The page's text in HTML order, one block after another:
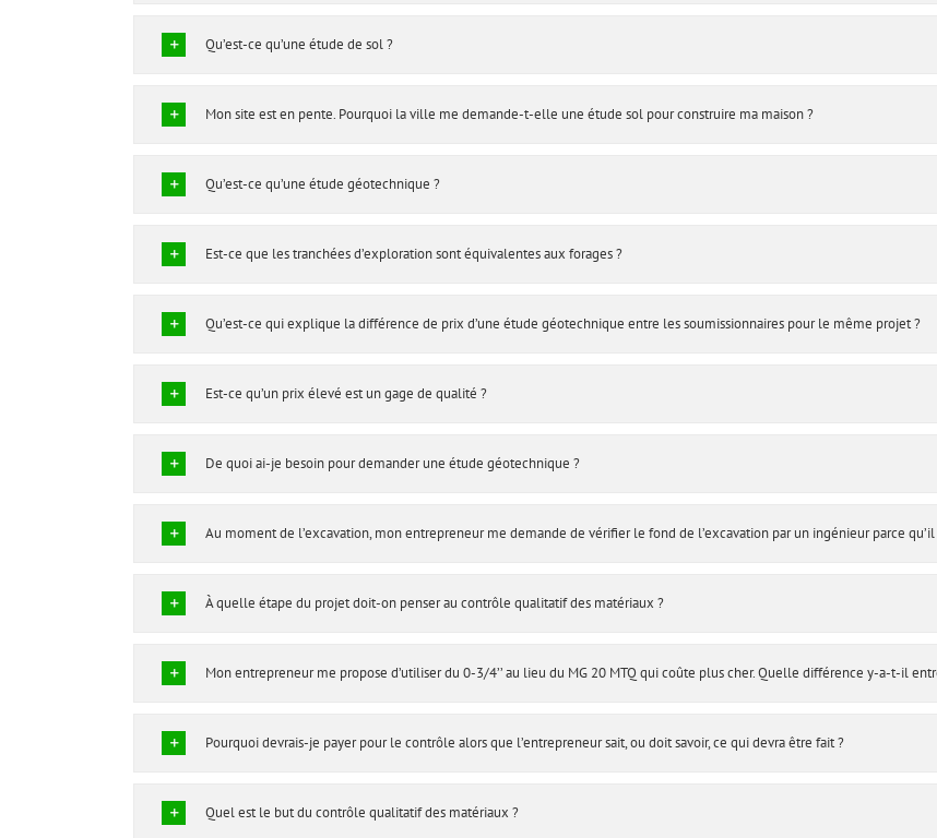
Qu’est-ce qu’une étude de sol ?
Mon site est en pente. Pourquoi la ville me demande-t-elle une étude sol pour construire ma maison ?
Qu’est-ce qu’une étude géotechnique ?
Est-ce que les tranchées d’exploration sont équivalentes aux forages ?
Qu’est-ce qui explique la différence de prix d’une étude géotechnique entre les soumissionnaires pour le même projet ?
Est-ce qu’un prix élevé est un gage de qualité ?
De quoi ai-je besoin pour demander une étude géotechnique ?
Au moment de l’excavation, mon entrepreneur me demande de vérifier le fond de l’excavation par un ingénieur parce
À quelle étape du projet doit-on penser au contrôle qualitatif des matériaux ?
Mon entrepreneur me propose d’utiliser du 0-3/4’’ au lieu du MG 20 MTQ qui coûte plus cher. Quelle différence y-a-t-il
Pourquoi devrais-je payer pour le contrôle alors que l’entrepreneur sait, ou doit savoir, ce qui devra être fait ?
Quel est le but du contrôle qualitatif des matériaux ?